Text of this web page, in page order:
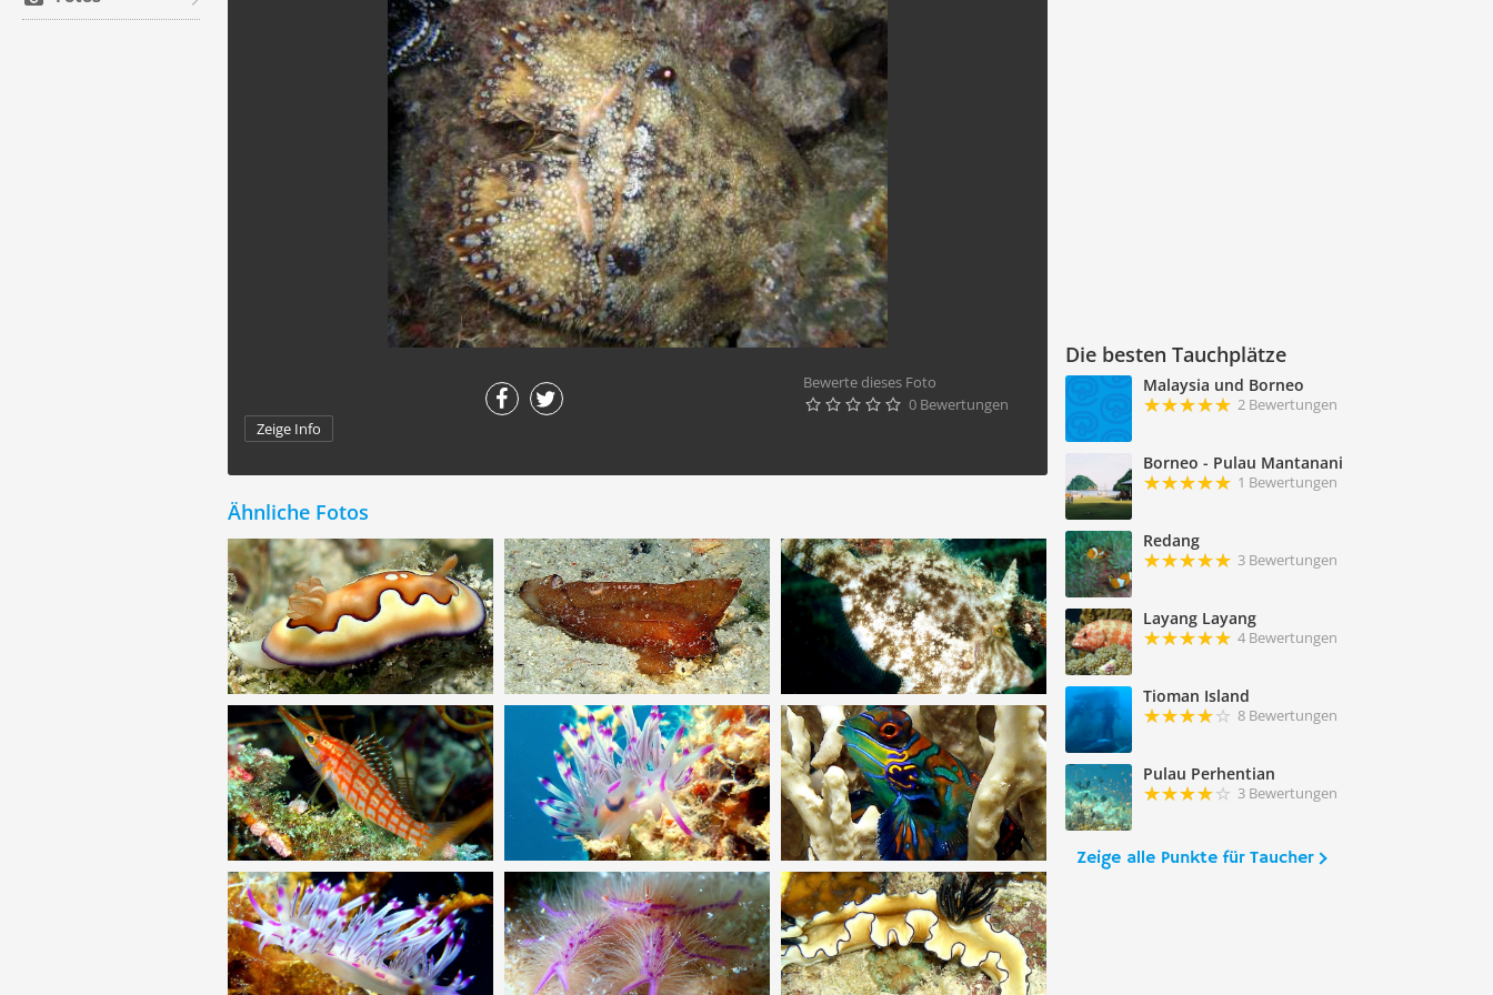
Die besten Tauchplätze
Malaysia und Borneo
2 Bewertungen
Borneo - Pulau Mantanani
1 Bewertungen
Redang
3 Bewertungen
Layang Layang
4 Bewertungen
Tioman Island
8 Bewertungen
Pulau Perhentian
3 Bewertungen
Zeige alle Punkte für Taucher
Bewerte dieses Foto
     0 Bewertungen
Zeige Info
Ähnliche Fotos